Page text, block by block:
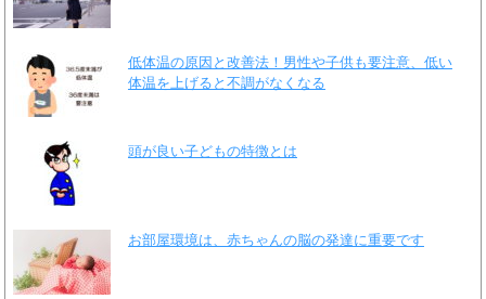
低体温の原因と改善法！男性や子供も要注意、低い
体温を上げると不調がなくなる
頭が良い子どもの特徴とは
お部屋環境は、赤ちゃんの脳の発達に重要です